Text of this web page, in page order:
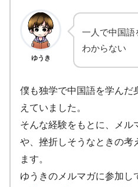
ゆうき
一人で中国語
わからない
僕も独学で中国語を学んだ
えていました。
そんな経験をもとに、メル
や、挫折しそうなときの考
ます。
ゆうきのメルマガに参加し